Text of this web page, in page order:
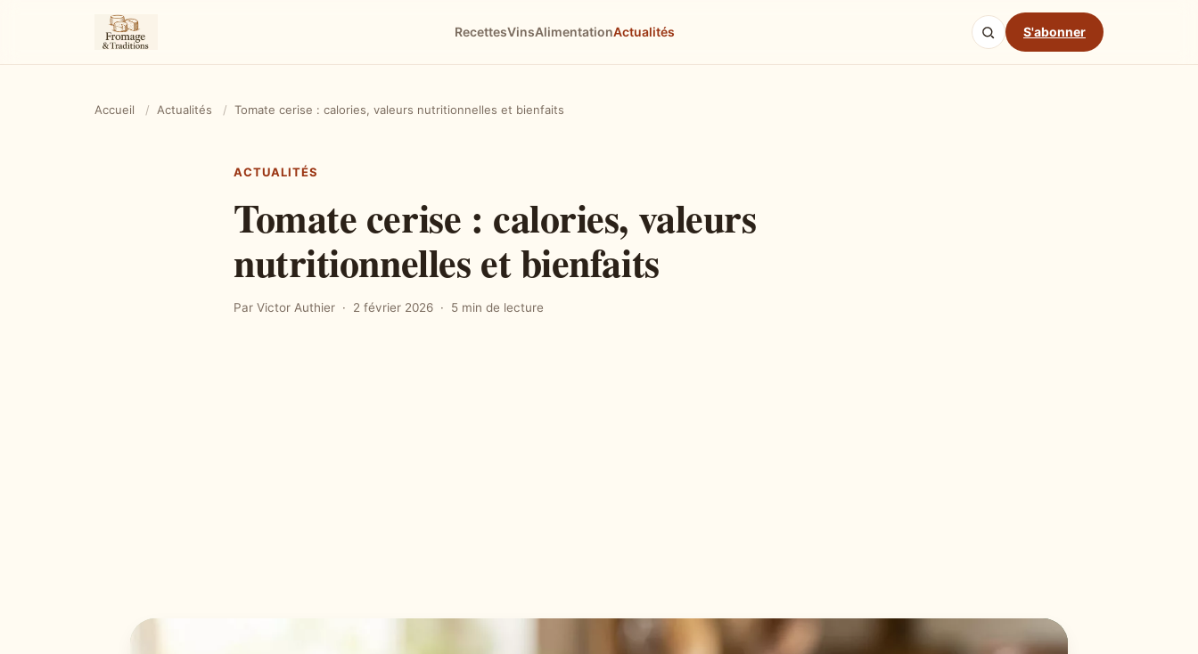
RecettesVinsAlimentationActualités S'abonner
Accueil / Actualités / Tomate cerise : calories, valeurs nutritionnelles et bienfaits
ACTUALITÉS
Tomate cerise : calories, valeurs
nutritionnelles et bienfaits
Par Victor Authier 2 février 2026 5 min de lecture